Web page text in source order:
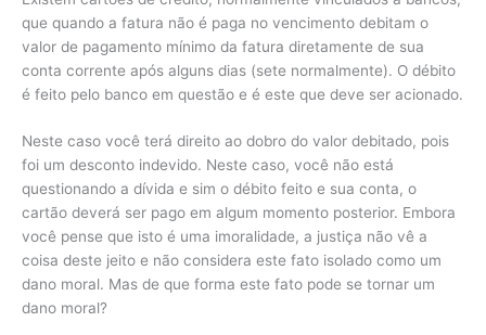
que quando a fatura não é paga no vencimento debitam o
valor de pagamento mínimo da fatura diretamente de sua
conta corrente após alguns dias (sete normalmente). O débito
é feito pelo banco em questão e é este que deve ser acionado.
Neste caso você terá direito ao dobro do valor debitado, pois
foi um desconto indevido. Neste caso, você não está
questionando a dívida e sim o débito feito e sua conta, o
cartão deverá ser pago em algum momento posterior. Embora
você pense que isto é uma imoralidade, a justiça não vê a
coisa deste jeito e não considera este fato isolado como um
dano moral. Mas de que forma este fato pode se tornar um
dano moral?